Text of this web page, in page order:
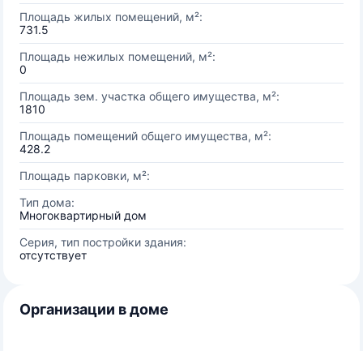
Площадь жилых помещений, м²:
731.5
Площадь нежилых помещений, м²:
0
Площадь зем. участка общего имущества, м²:
1810
Площадь помещений общего имущества, м²:
428.2
Площадь парковки, м²:
Тип дома:
Многоквартирный дом
Серия, тип постройки здания:
отсутствует
Организации в доме